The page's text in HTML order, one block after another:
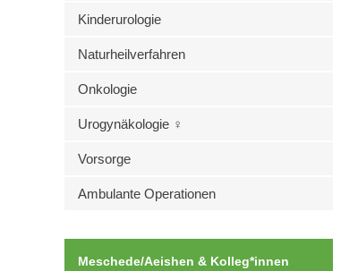
Kinderurologie
Naturheilverfahren
Onkologie
Urogynäkologie ♀
Vorsorge
Ambulante Operationen
Meschede/Aeishen & Kolleg*innen